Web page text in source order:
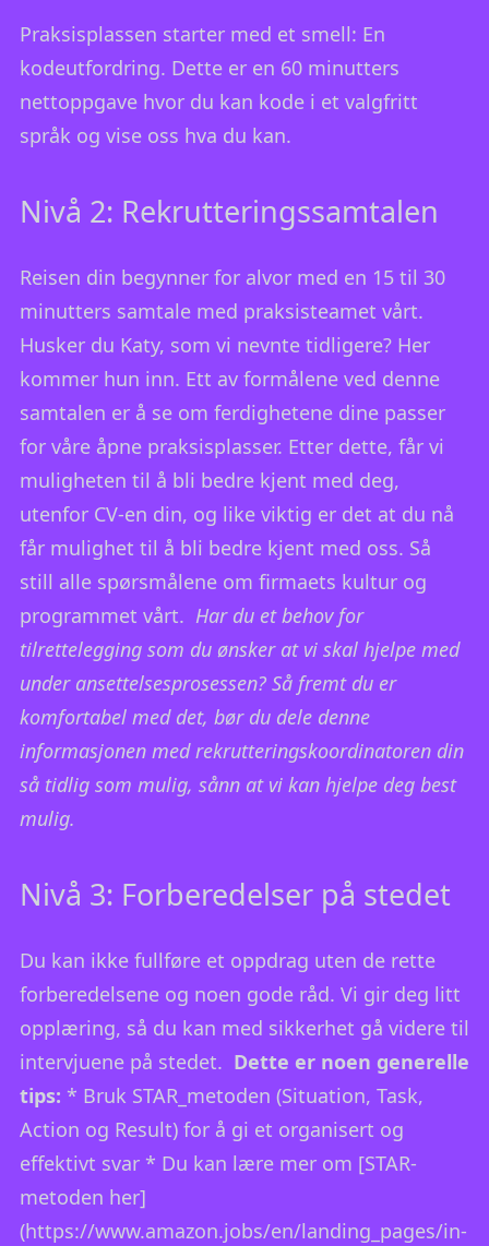
Praksisplassen starter med et smell: En
kodeutfordring. Dette er en 60 minutters
nettoppgave hvor du kan kode i et valgfritt
språk og vise oss hva du kan.
Nivå 2: Rekrutteringssamtalen
Reisen din begynner for alvor med en 15 til 30
minutters samtale med praksisteamet vårt.
Husker du Katy, som vi nevnte tidligere? Her
kommer hun inn. Ett av formålene ved denne
samtalen er å se om ferdighetene dine passer
for våre åpne praksisplasser. Etter dette, får vi
muligheten til å bli bedre kjent med deg,
utenfor CV-en din, og like viktig er det at du nå
får mulighet til å bli bedre kjent med oss. Så
still alle spørsmålene om firmaets kultur og
programmet vårt. Har du et behov for
tilrettelegging som du ønsker at vi skal hjelpe med
under ansettelsesprosessen? Så fremt du er
komfortabel med det, bør du dele denne
informasjonen med rekrutteringskoordinatoren din
så tidlig som mulig, sånn at vi kan hjelpe deg best
mulig.
Nivå 3: Forberedelser på stedet
Du kan ikke fullføre et oppdrag uten de rette
forberedelsene og noen gode råd. Vi gir deg litt
opplæring, så du kan med sikkerhet gå videre til
intervjuene på stedet. Dette er noen generelle
tips: * Bruk STAR_metoden (Situation, Task,
Action og Result) for å gi et organisert og
effektivt svar * Du kan lære mer om [STAR-
metoden her]
(https://www.amazon.jobs/en/landing_pages/in-